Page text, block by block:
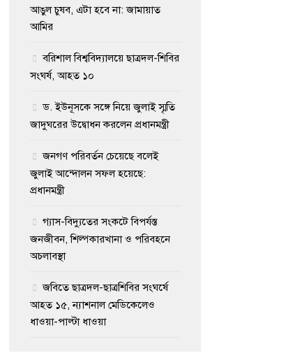
আঙুল চুষব, এটা হবে না: জামায়াত
আমির
বরিশাল বিশ্ববিদ্যালয়ে ছাত্রদল-শিবির
সংঘর্ষ, আহত ১০
ড. ইউনূসকে সঙ্গে নিয়ে জুলাই স্মৃতি
জাদুঘরের উদ্বোধন করলেন প্রধানমন্ত্রী
জনগণ পরিবর্তন চেয়েছে বলেই
জুলাই আন্দোলন সফল হয়েছে:
প্রধানমন্ত্রী
গ্যাস-বিদ্যুতের সংকটে বিপর্যস্ত
জনজীবন, শিল্পকারখানা ও পরিবহনে
অচলাবস্থা
জবিতে ছাত্রদল-ছাত্রশিবির সংঘর্ষে
আহত ১৫, ন্যাশনাল মেডিকেলেও
ধাওয়া-পাল্টা ধাওয়া